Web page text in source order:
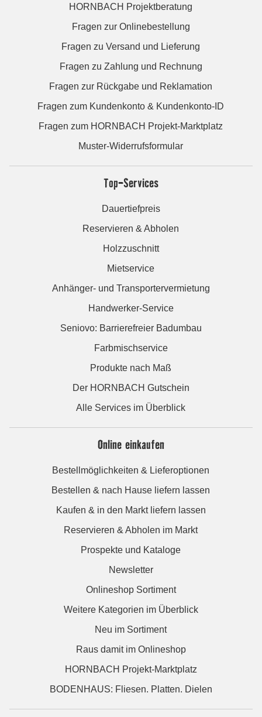
HORNBACH Projektberatung
Fragen zur Onlinebestellung
Fragen zu Versand und Lieferung
Fragen zu Zahlung und Rechnung
Fragen zur Rückgabe und Reklamation
Fragen zum Kundenkonto & Kundenkonto-ID
Fragen zum HORNBACH Projekt-Marktplatz
Muster-Widerrufsformular
Top-Services
Dauertiefpreis
Reservieren & Abholen
Holzzuschnitt
Mietservice
Anhänger- und Transportervermietung
Handwerker-Service
Seniovo: Barrierefreier Badumbau
Farbmischservice
Produkte nach Maß
Der HORNBACH Gutschein
Alle Services im Überblick
Online einkaufen
Bestellmöglichkeiten & Lieferoptionen
Bestellen & nach Hause liefern lassen
Kaufen & in den Markt liefern lassen
Reservieren & Abholen im Markt
Prospekte und Kataloge
Newsletter
Onlineshop Sortiment
Weitere Kategorien im Überblick
Neu im Sortiment
Raus damit im Onlineshop
HORNBACH Projekt-Marktplatz
BODENHAUS: Fliesen. Platten. Dielen